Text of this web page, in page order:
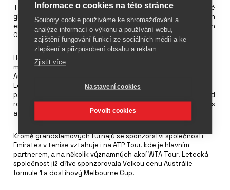
Tennis Australia a letecká společnost Emirates prodloužily své
globální partnerství a vlajkový dopravce Spojených arabských
emirátů bude i nadále oficiální leteckou společností Australian
Open. Partnerství se prodlužuje o pět let až do roku 2029.
Hodnota tohoto obnoveného partnerství se odhaduje na 35
milionů australských dolarů (22,4 milionu USD). Tennis
Australia a Emirates poprvé navázaly partnerství v roce 2015.
Letecká společnost ze Spojených arabských emirátů je
partnerem všech čtyř tenisových grandslamových turnajů, od
roku 2012 je partnerem US Open a od roku 2013 Roland-Garros
a naposledy od roku 2024 Wimbledonu.
Kromě grandslamových turnajů se sponzorství společnosti
Emirates v tenise vztahuje i na ATP Tour, kde je hlavním
partnerem, a na několik významných akcí WTA Tour. Letecká
společnost již dříve sponzorovala Velkou cenu Austrálie
formule 1 a dostihový Melbourne Cup.
Informace o cookies na této stránce
Soubory cookie používáme ke shromažďování a
analýze informací o výkonu a používání webu,
zajištění fungování funkcí ze sociálních médií a ke
zlepšení a přizpůsobení obsahu a reklam.
Zjistit více
Nastavení cookies
Povolit cookies